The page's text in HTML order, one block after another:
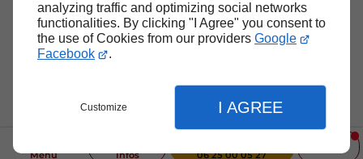
analyzing traffic and optimizing social networks
functionalities. By clicking "I Agree" you consent to
the use of Cookies from our providers Google
Facebook
.
Customize I AGREE
Menu Infos 06 25 00 05 27
Haut de page